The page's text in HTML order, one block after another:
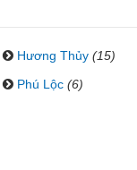
Hương Thủy (15)
Phú Lộc (6)